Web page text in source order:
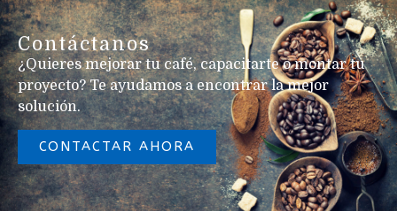
Contáctanos
¿Quieres mejorar tu café, capacitarte o montar tu
proyecto? Te ayudamos a encontrar la mejor
solución.
CONTACTAR AHORA